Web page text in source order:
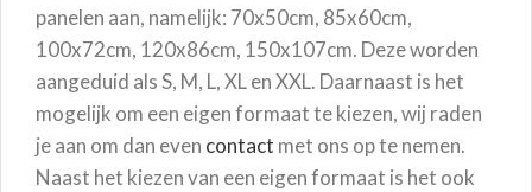
panelen aan, namelijk: 70x50cm, 85x60cm,
100x72cm, 120x86cm, 150x107cm. Deze worden
aangeduid als S, M, L, XL en XXL. Daarnaast is het
mogelijk om een eigen formaat te kiezen, wij raden
je aan om dan even contact met ons op te nemen.
Naast het kiezen van een eigen formaat is het ook